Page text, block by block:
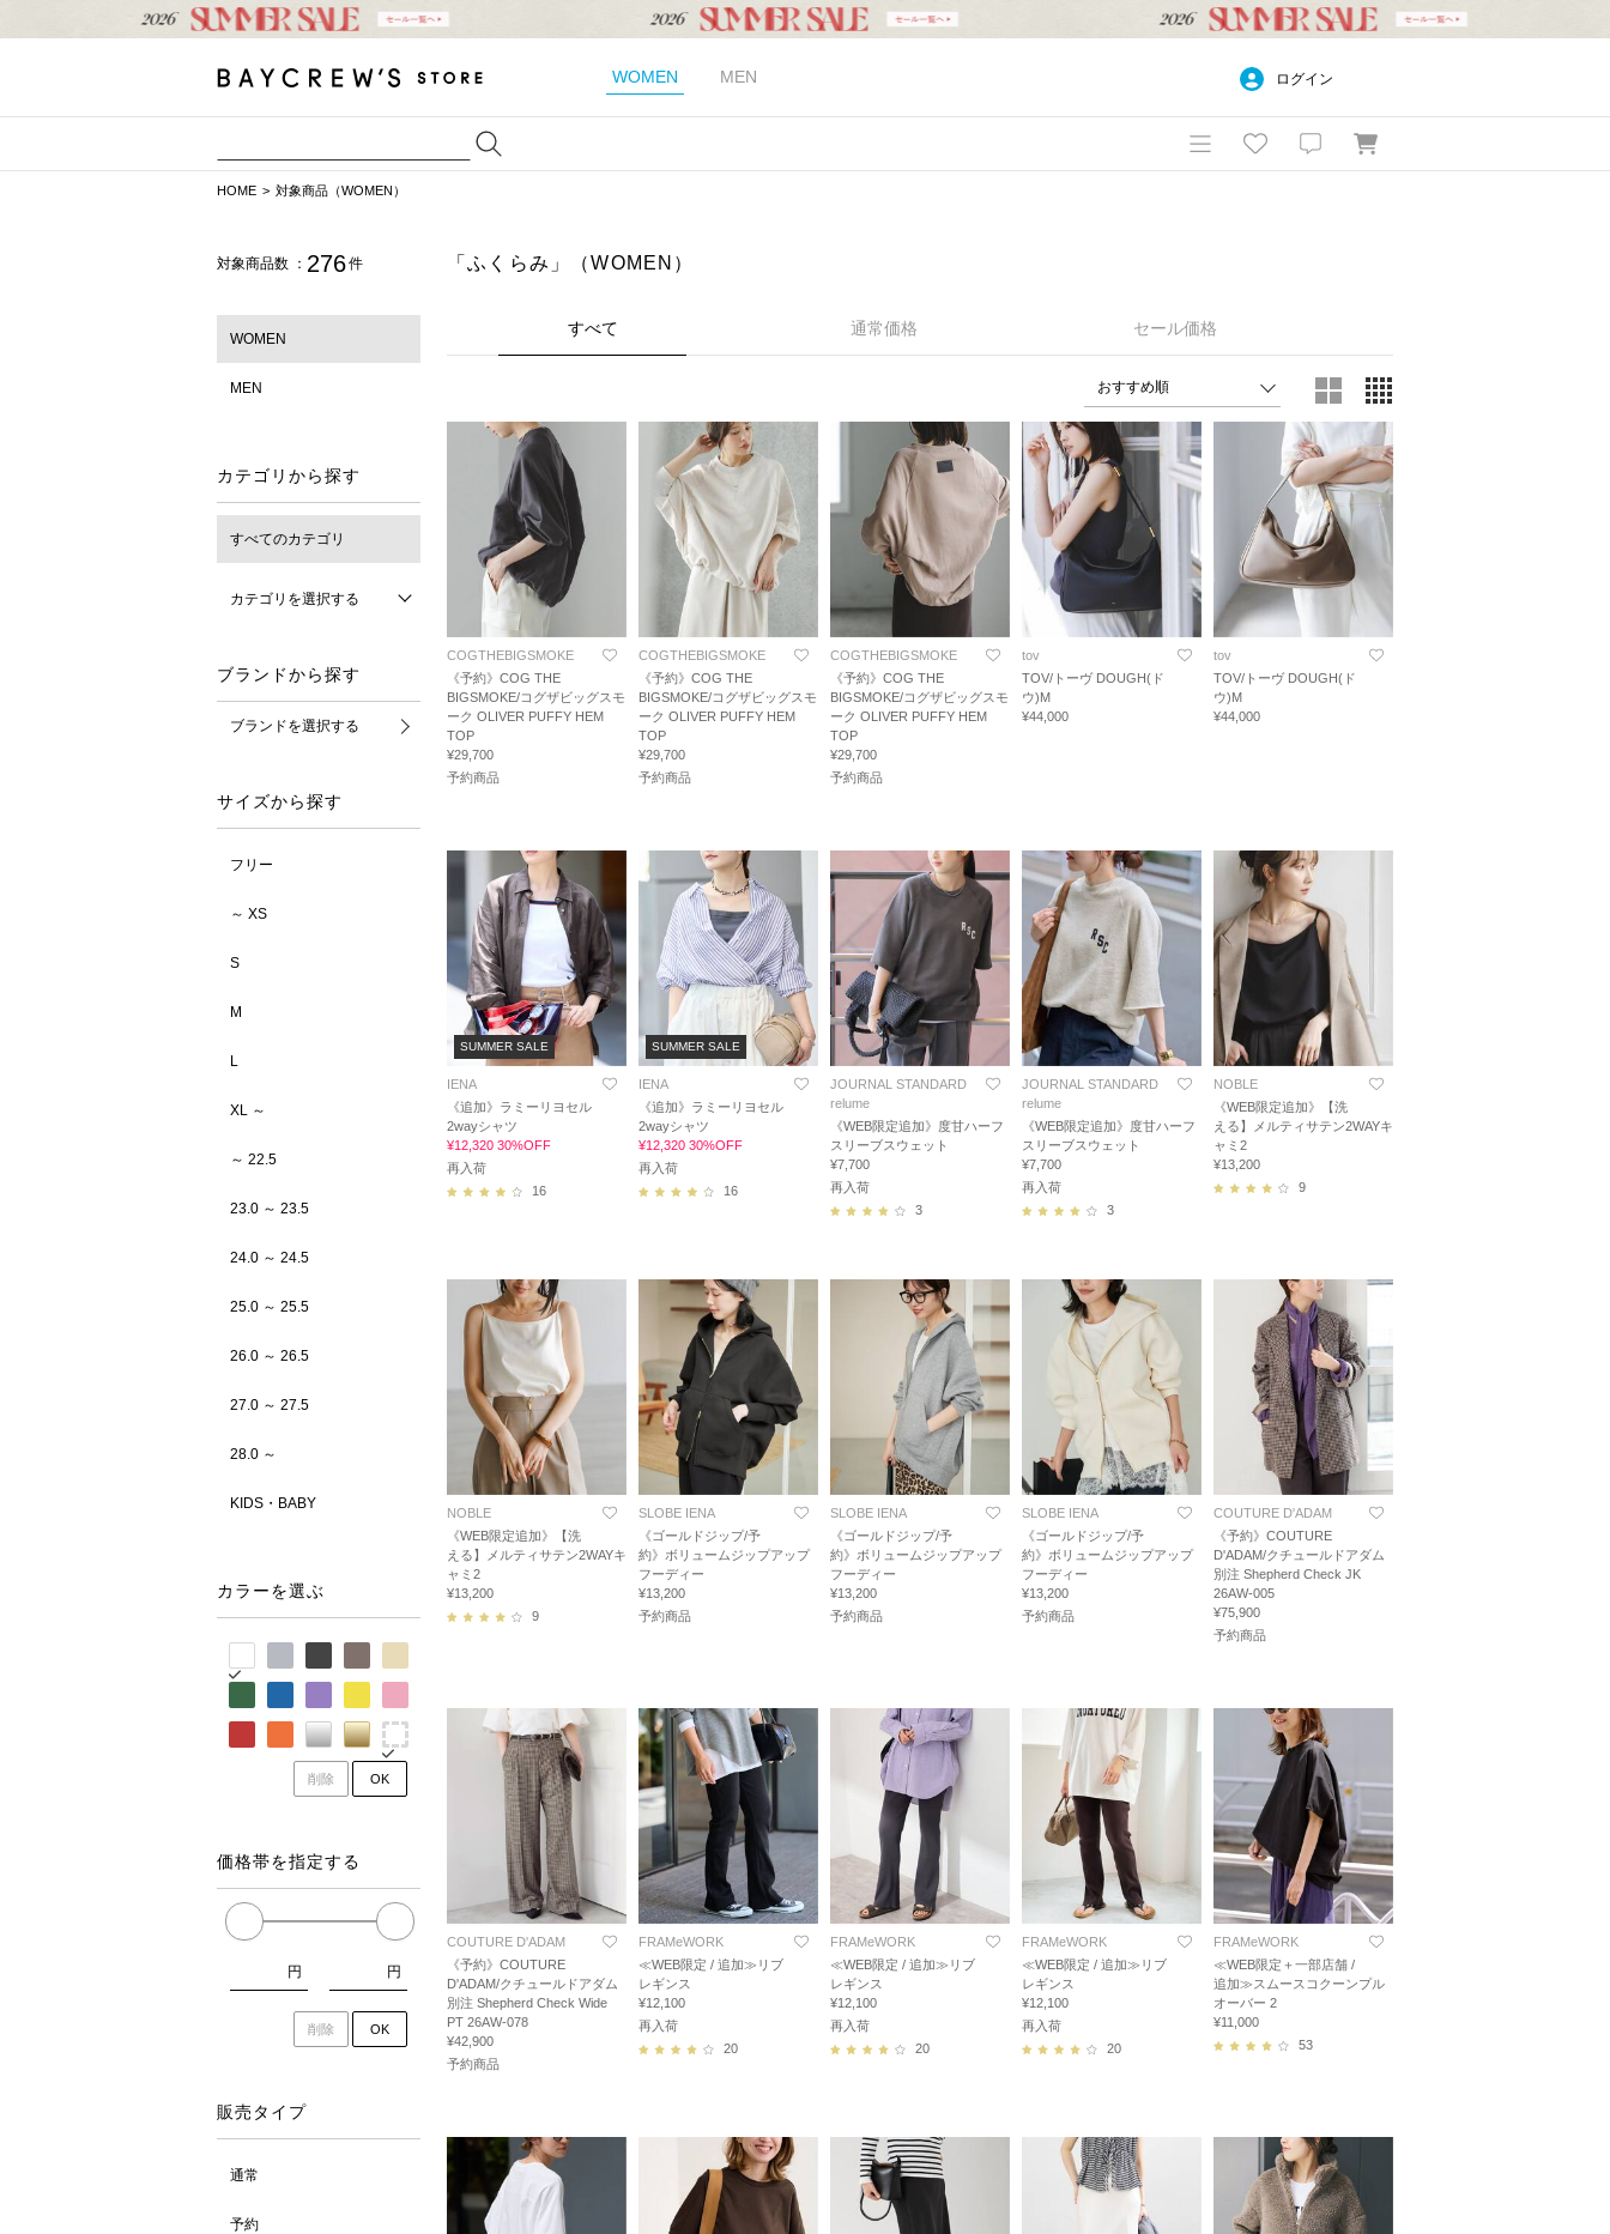
WOMEN MEN ログイン
HOME 対象商品（WOMEN）
対象商品数 ： 276件
WOMEN
MEN
カテゴリから探す
すべてのカテゴリ
カテゴリを選択する
ブランドから探す
ブランドを選択する
サイズから探す
フリー
～ XS
S
M
L
XL ～
～ 22.5
23.0 ～ 23.5
24.0 ～ 24.5
25.0 ～ 25.5
26.0 ～ 26.5
27.0 ～ 27.5
28.0 ～
KIDS・BABY
カラーを選ぶ
削除 OK
価格帯を指定する
円 円
削除 OK
販売タイプ
通常
予約
「ふくらみ」（WOMEN）
すべて 通常価格 セール価格
COGTHEBIGSMOKE
《予約》COG THE
BIGSMOKE/コグザビッグスモ
ーク OLIVER PUFFY HEM
TOP
¥29,700
予約商品
COGTHEBIGSMOKE
《予約》COG THE
BIGSMOKE/コグザビッグスモ
ーク OLIVER PUFFY HEM
TOP
¥29,700
予約商品
COGTHEBIGSMOKE
《予約》COG THE
BIGSMOKE/コグザビッグスモ
ーク OLIVER PUFFY HEM
TOP
¥29,700
予約商品
tov
TOV/トーヴ DOUGH(ド
ウ)M
¥44,000
tov
TOV/トーヴ DOUGH(ド
ウ)M
¥44,000
SUMMER SALE
IENA
《追加》ラミーリヨセル
2wayシャツ
¥12,320 30%OFF
再入荷
16
SUMMER SALE
IENA
《追加》ラミーリヨセル
2wayシャツ
¥12,320 30%OFF
再入荷
16
JOURNAL STANDARD
relume
《WEB限定追加》度甘ハーフ
スリーブスウェット
¥7,700
再入荷
3
JOURNAL STANDARD
relume
《WEB限定追加》度甘ハーフ
スリーブスウェット
¥7,700
再入荷
3
NOBLE
《WEB限定追加》【洗
える】メルティサテン2WAYキ
ャミ2
¥13,200
9
NOBLE
《WEB限定追加》【洗
える】メルティサテン2WAYキ
ャミ2
¥13,200
9
SLOBE IENA
《ゴールドジップ/予
約》ボリュームジップアップ
フーディー
¥13,200
予約商品
SLOBE IENA
《ゴールドジップ/予
約》ボリュームジップアップ
フーディー
¥13,200
予約商品
SLOBE IENA
《ゴールドジップ/予
約》ボリュームジップアップ
フーディー
¥13,200
予約商品
COUTURE D'ADAM
《予約》COUTURE
D'ADAM/クチュールドアダム
別注 Shepherd Check JK
26AW-005
¥75,900
予約商品
COUTURE D'ADAM
《予約》COUTURE
D'ADAM/クチュールドアダム
別注 Shepherd Check Wide
PT 26AW-078
¥42,900
予約商品
FRAMeWORK
≪WEB限定 / 追加≫リブ
レギンス
¥12,100
再入荷
20
FRAMeWORK
≪WEB限定 / 追加≫リブ
レギンス
¥12,100
再入荷
20
FRAMeWORK
≪WEB限定 / 追加≫リブ
レギンス
¥12,100
再入荷
20
FRAMeWORK
≪WEB限定＋一部店舗 /
追加≫スムースコクーンプル
オーバー 2
¥11,000
53